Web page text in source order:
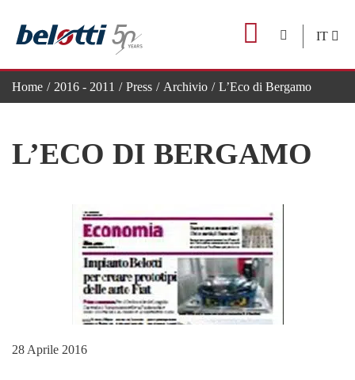
content
IT
Home 2016 - 2011 Press Archivio L’Eco di Bergamo
L’ECO DI BERGAMO
28 Aprile 2016